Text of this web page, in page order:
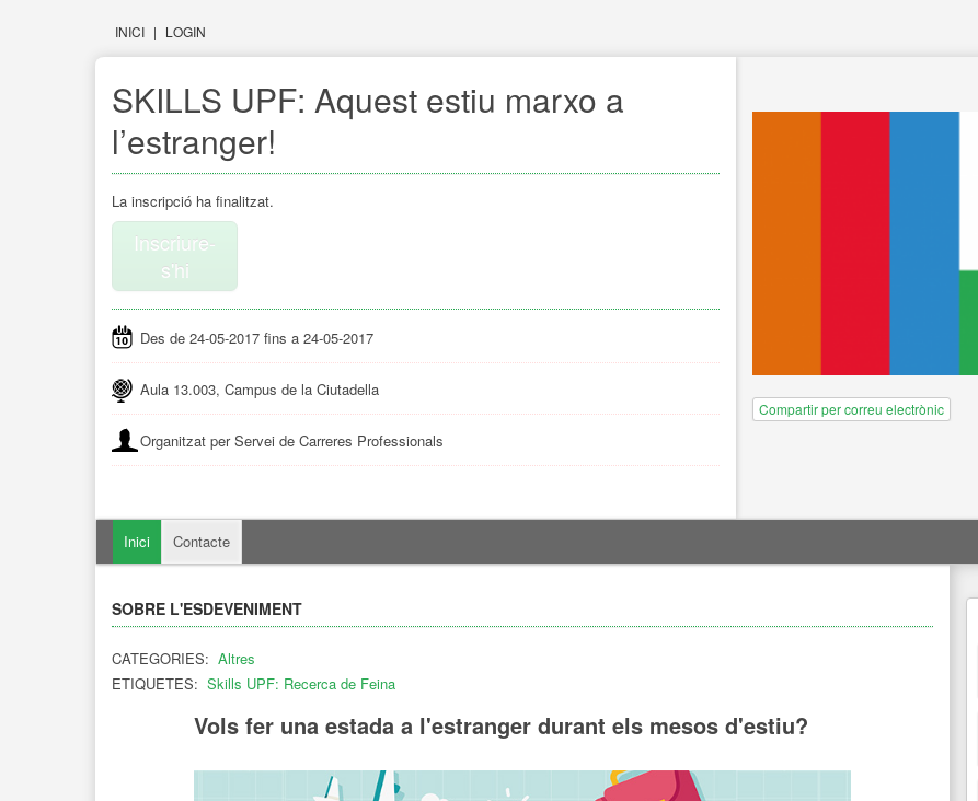
INICI | LOGIN
SKILLS UPF: Aquest estiu marxo a
l’estranger!
La inscripció ha finalitzat.
Inscriure-
s'hi
Des de 24-05-2017 fins a 24-05-2017
Aula 13.003, Campus de la Ciutadella
Organitzat per Servei de Carreres Professionals
Compartir per correu electrònic
Inici Contacte
SOBRE L'ESDEVENIMENT
CATEGORIES: Altres
ETIQUETES: Skills UPF: Recerca de Feina
Vols fer una estada a l'estranger durant els mesos d'estiu?